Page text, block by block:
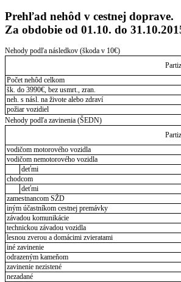
Prehľad nehôd v cestnej doprave.
Za obdobie od 01.10. do
Nehody podľa následkov (škoda v 10€)
Počet nehôd celkom
šk. do 3990€, bez usmrt., zran.
neh. s násl. na živote alebo zdraví
požiar vozidiel
Nehody podľa zavinenia (ŠEDN)
vodičom motorového vozidla
vodičom nemotorového vozidla
deťmi
chodcom
deťmi
zamestnancom SŽD
iným účastníkom cestnej premávky
závadou komunikácie
technickou závadou vozidla
lesnou zverou a domácimi zvieratami
iné zavinenie
odrazeným kameňom
zavinenie nezistené
nezadané